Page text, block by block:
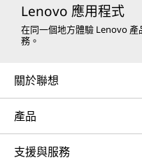
Lenovo 應用程式
在同一個地方體驗 Lenovo 產
務。
關於聯想
產品
支援與服務